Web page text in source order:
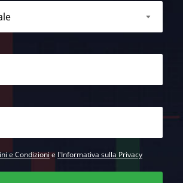
e Condizionie l'Informativa sulla Privacy